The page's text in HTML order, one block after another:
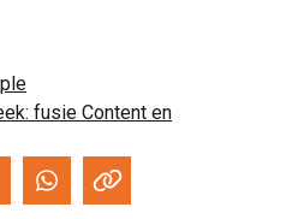
fusie Content en